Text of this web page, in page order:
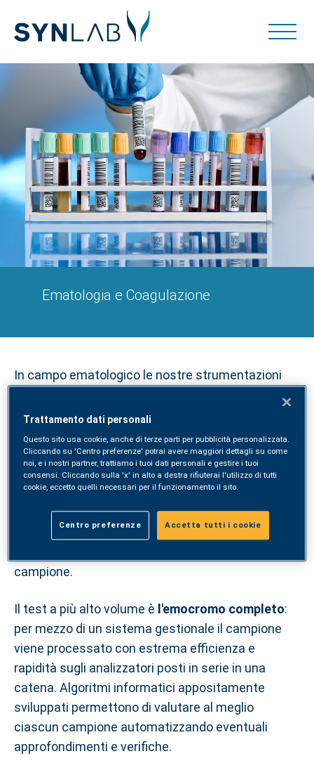
Ematologia e Coagulazione
In campo ematologico le nostre strumentazioni
impedenziometrico-citofluorimetrico per il
conteggio e la caratterizzazione degli elementi
che compongono il sangue venoso periferico.Il
personale altamente specializzato è deputato
alla revisione in microscopia ottica e alla
validazione di eventuali anomalie, supportato da
un sistema informatico all’avanguardia,
campione.
Il test a più alto volume è l'emocromo completo:
per mezzo di un sistema gestionale il campione
viene processato con estrema efficienza e
rapidità sugli analizzatori posti in serie in una
catena. Algoritmi informatici appositamente
sviluppati permettono di valutare al meglio
ciascun campione automatizzando eventuali
approfondimenti e verifiche.
Trattamento dati personali
Questo sito usa cookie, anche di terze parti per pubblicità personalizzata.
Cliccando su 'Centro preferenze' potrai avere maggiori dettagli su come
noi, e i nostri partner, trattiamo i tuoi dati personali e gestire i tuoi
consensi. Cliccando sulla 'x' in alto a destra rifiuterai l'utilizzo di tutti
cookie, eccetto quelli necessari per il funzionamento il sito.
Centro preferenze Accetta tutti i cookie